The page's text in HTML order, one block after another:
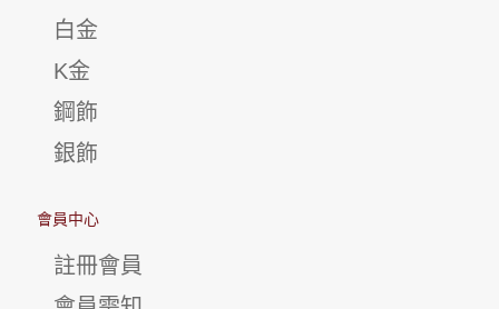
白金
K金
鋼飾
銀飾
會員中心
註冊會員